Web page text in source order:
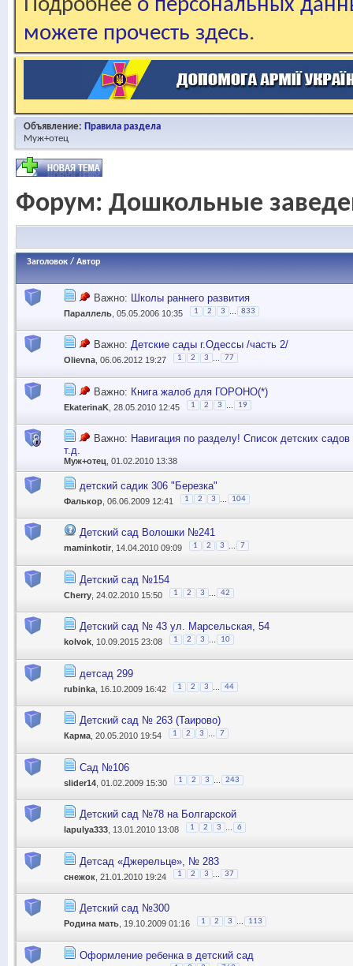
Подробнее о персональных
можете прочесть здесь.
Объявление: Правила раздела
Муж+отец
Форум: Дошкольные
Заголовок / Автор
Важно: Школы раннего развития
Параллель , 05.05.2006 10:35 1 2 3 833
Важно: Детские сады г.Одессы /часть 2/
Olievna , 06.06.2012 19:27 1 2 3 77
Важно: Книга жалоб для ГОРОНО(*)
EkaterinaK , 28.05.2010 12:45 1 2 3 19
Важно: Навигация по разделу! Список детских
т.д.
Муж+отец, 01.02.2010 13:38
детский садик 306 "Березка"
Фалькор , 06.06.2009 12:41 1 2 3 104
Детский сад Волошки №241
maminkotir , 14.04.2010 09:09 1 2 3 7
Детский сад №154
Cherry , 24.02.2010 15:50 1 2 3 42
Детский сад № 43 ул. Марсельская, 54
kolvok , 10.09.2015 23:08 1 2 3 10
детсад 299
rubinka , 16.10.2009 16:42 1 2 3 44
Детский сад № 263 (Таирово)
Карма , 20.05.2010 19:54 1 2 3 7
Сад №106
slider14 , 01.02.2009 15:30 1 2 3 ... 243
Детский сад №78 на Болгарской
lapulya333 , 13.01.2010 13:08 1 2 3 6
Детсад «Джерельце», № 283
снежок , 21.01.2010 19:24 1 2 3 37
Детский сад №300
Родина мать , 19.10.2009 01:16 1 2 3 113
Оформление ребенка в детский сад